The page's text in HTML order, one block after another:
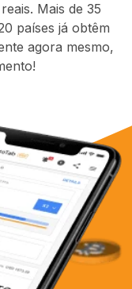
Mais de 35
países já obtêm
agora mesmo,